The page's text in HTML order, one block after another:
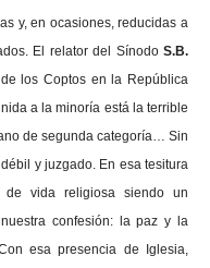
y, en ocasiones, reducidas a
El relator del SínodoS.B.
los Coptos en la República
a la minoría está la terrible
de segunda categoría… Sin
y juzgado. En esa tesitura
vida religiosa siendo un
confesión: la paz y la
esa presencia de Iglesia,